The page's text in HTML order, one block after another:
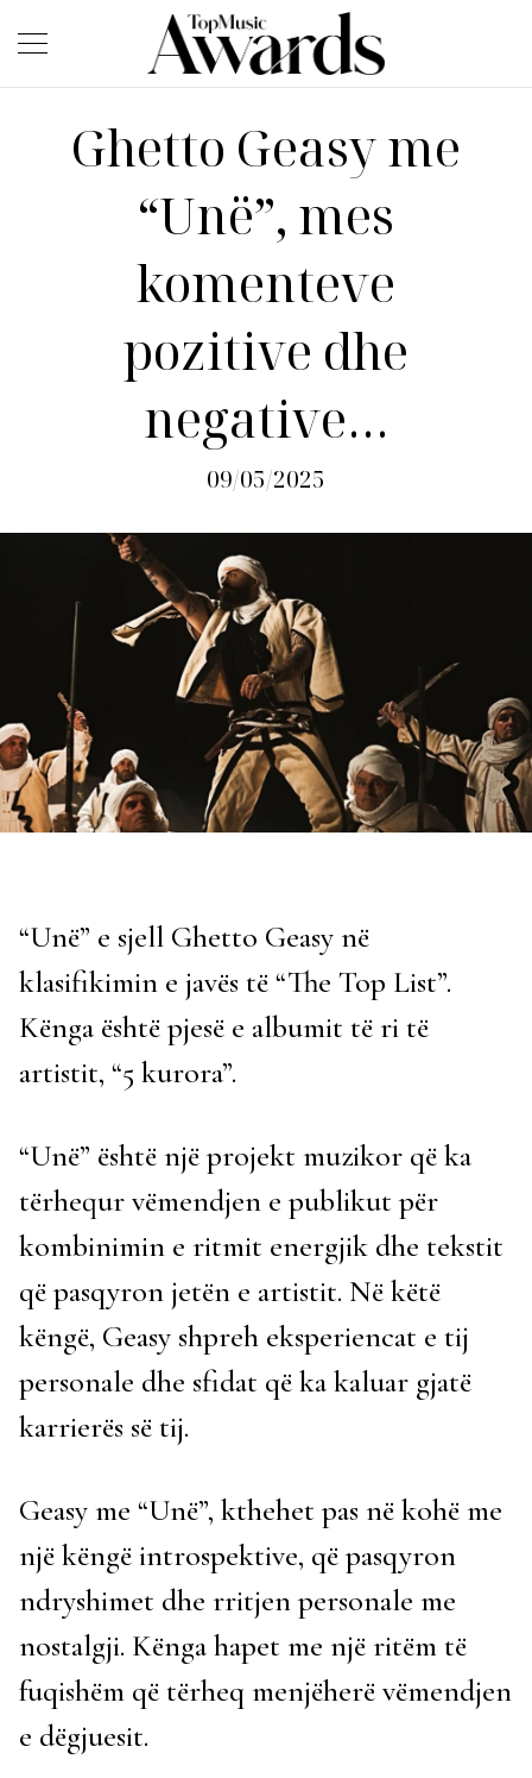
Ghetto Geasy me
“Unë”, mes
komenteve
pozitive dhe
negative…
09/05/2025
“Unë” e sjell Ghetto Geasy në
klasifikimin e javës të “The Top List”.
Kënga është pjesë e albumit të ri të
artistit, “5 kurora”.
“Unë” është një projekt muzikor që ka
tërhequr vëmendjen e publikut për
kombinimin e ritmit energjik dhe tekstit
që pasqyron jetën e artistit. Në këtë
këngë, Geasy shpreh eksperiencat e tij
personale dhe sfidat që ka kaluar gjatë
karrierës së tij.
Geasy me “Unë”, kthehet pas në kohë me
një këngë introspektive, që pasqyron
ndryshimet dhe rritjen personale me
nostalgji. Kënga hapet me një ritëm të
fuqishëm që tërheq menjëherë vëmendjen
e dëgjuesit.